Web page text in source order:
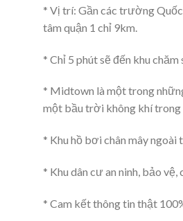
* Vị trí: Gần các trường
tâm quận 1 chỉ 9km.
* Chỉ 5 phút sẽ đến khu
* Midtown là một trong
một bầu trời không khí trong
* Khu hồ bơi chân mây ngoài
* Khu dân cư an ninh, bảo
* Cam kết thông tin thật